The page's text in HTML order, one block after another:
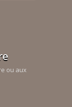
ou aux